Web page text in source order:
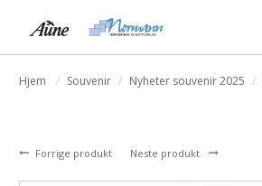
Hjem Souvenir Nyheter souvenir 2025
Forrige produkt Neste produkt